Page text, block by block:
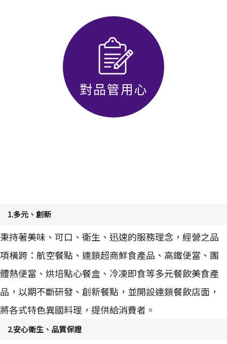
對品管用心
1.多元、創新
秉持著美味、可口、衛生、迅速的服務理念，經營之品
項橫跨：航空餐點、連鎖超商鮮食產品、高鐵便當、團
體熱便當、烘培點心餐盒、冷凍即食等多元餐飲美食產
品，以期不斷研發、創新餐點，並開設連鎖餐飲店面，
將各式特色異國料理，提供給消費者。
2.安心衛生、品質保證